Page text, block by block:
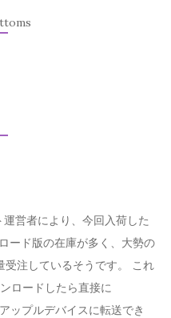
営者により、今回入荷した
ード版の在庫が多く、大勢の
受注しているそうです。 これ
ロードしたら直接に
ップルデバイスに転送でき